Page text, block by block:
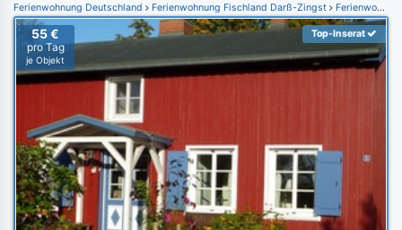
Ferienwohnung Deutschland Ferienwohnung Fischland Darß-Zingst Ferienwohnung Pruchten
55 €
pro Tag
je Objekt
Top-Inserat